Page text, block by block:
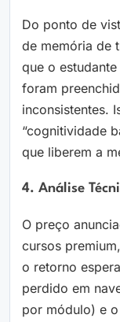
Do ponto de
de memória de
que o
foram
inconsistentes.
“cognitividade
que liberem a
4. Análise
O preço
cursos
o retorno
perdido em
por módulo) e